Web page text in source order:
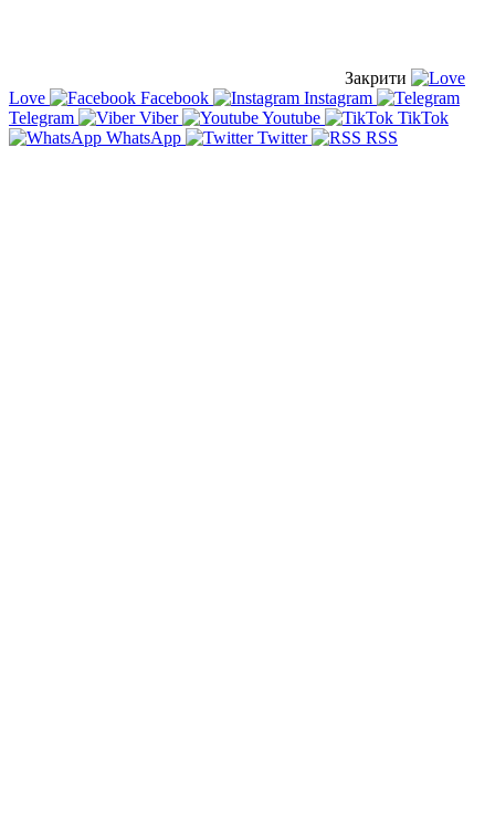
Закрити
Love
Facebook
Instagram
Telegram
Viber Youtube
TikTok
WhatsApp
Twitter RSS